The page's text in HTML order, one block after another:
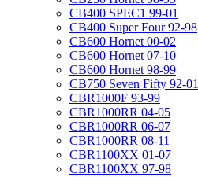
CB400 SPEC1 99-01
CB400 Super Four 92-98
CB600 Hornet 00-02
CB600 Hornet 07-10
CB600 Hornet 98-99
CB750 Seven Fifty 92-01
CBR1000F 93-99
CBR1000RR 04-05
CBR1000RR 06-07
CBR1000RR 08-11
CBR1100XX 01-07
CBR1100XX 97-98